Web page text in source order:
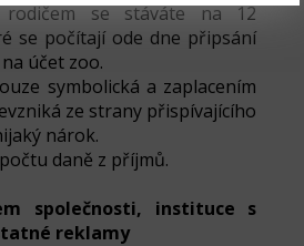
rodičem se stáváte na 12
se počítají ode dne připsání
účet zoo.
symbolická a zaplacením
ze strany přispívajícího
nárok.
daně z příjmů.
společnosti, instituce s
reklamy